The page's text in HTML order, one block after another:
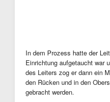
In dem Prozess hatte der
Einrichtung aufgetaucht war
des Leiters zog er dann ein
den Rücken und in den
gebracht werden.